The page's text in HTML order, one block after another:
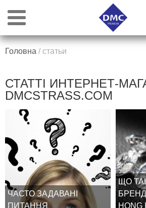
Головна / статьи
СТАТТІ ИНТЕРНЕТ-
DMCSTRASS.COM
ЧАСТО ЗАДАВАНІ
ПИТАННЯ
ЩО
HONG